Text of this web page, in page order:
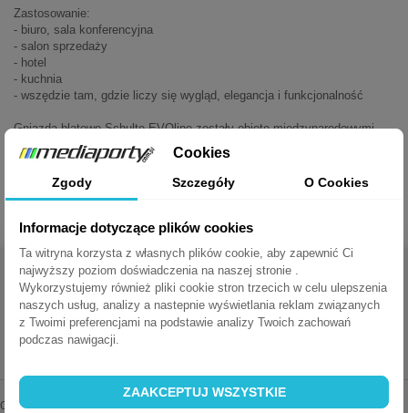
Zastosowanie:
- biuro, sala konferencyjna
- salon sprzedaży
- hotel
- kuchnia
- wszędzie tam, gdzie liczy się wygląd, elegancja i funkcjonalność
Gniazda blatowe Schulte EVOline zostały objęte międzynarodowymi
patentami. Zostały uhonorowane nagrodą "Reddot award"
potwierdzającą wysoki poziom funkcjonalności i elegancki wygląd.
KARTA KATALOGOWA EVOLINIE PORT
MEDIAPORTY.COM.PL
Oferujemy najwyższej jakości mediaporty wiodących marek.
Cookies
Zgody Szczegóły O Cookies
Informacje dotyczące plików cookies
Ta witryna korzysta z własnych plików cookie, aby zapewnić Ci
najwyższy poziom doświadczenia na naszej stronie .
Wykorzystujemy również pliki cookie stron trzecich w celu ulepszenia
naszych usług, analizy a nastepnie wyświetlania reklam związanych
z Twoimi preferencjami na podstawie analizy Twoich zachowań
podczas nawigacji.
ZAAKCEPTUJ WSZYSTKIE